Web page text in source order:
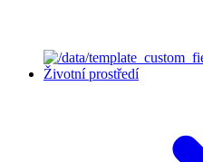
Životní prostředí